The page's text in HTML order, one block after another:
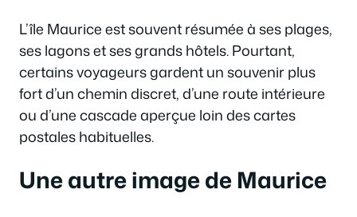
L’île Maurice est souvent résumée à ses plages,
ses lagons et ses grands hôtels. Pourtant,
certains voyageurs gardent un souvenir plus
fort d’un chemin discret, d’une route intérieure
ou d’une cascade aperçue loin des cartes
postales habituelles.
Une autre image de Maurice